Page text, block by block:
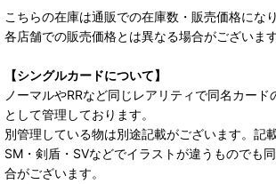
こちらの在庫は通販での在庫数・販売価格になり
各店舗での販売価格とは異なる場合がございます
【シングルカードについて】
ノーマルやRRなど同じレアリティで同名カード
として管理しております。
別管理している物は別途記載がございます。記
SM・剣盾・SVなどでイラストが違うものでも
合がございます。